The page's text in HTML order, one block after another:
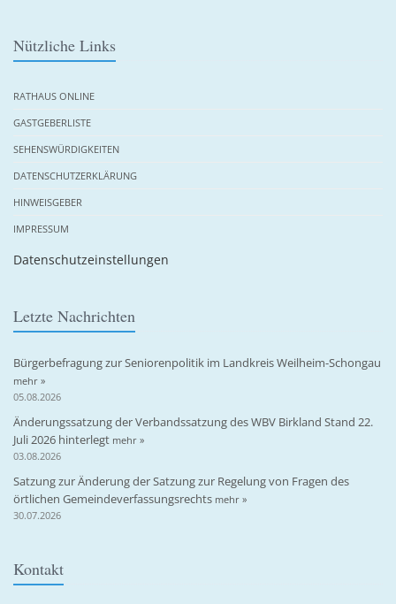
Nützliche Links
RATHAUS ONLINE
GASTGEBERLISTE
SEHENSWÜRDIGKEITEN
DATENSCHUTZERKLÄRUNG
HINWEISGEBER
IMPRESSUM
Datenschutzeinstellungen
Letzte Nachrichten
Bürgerbefragung zur Seniorenpolitik im Landkreis Weilheim-Schongau
mehr »
05.08.2026
Änderungssatzung der Verbandssatzung des WBV Birkland Stand 22.
Juli 2026 hinterlegt mehr »
03.08.2026
Satzung zur Änderung der Satzung zur Regelung von Fragen des
örtlichen Gemeindeverfassungsrechts mehr »
30.07.2026
Kontakt